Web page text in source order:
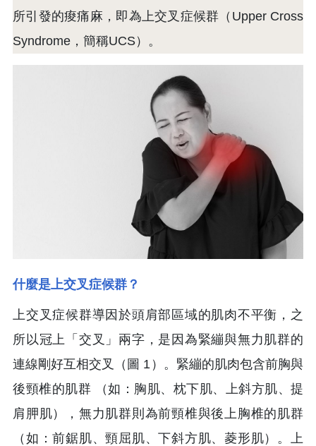
所引發的痠痛麻，即為上交叉症候群（Upper Cross
Syndrome，簡稱UCS）。
什麼是上交叉症候群？
上交叉症候群導因於頭肩部區域的肌肉不平衡，之
所以冠上「交叉」兩字，是因為緊繃與無力肌群的
連線剛好互相交叉（圖 1）。緊繃的肌肉包含前胸與
後頸椎的肌群 （如：胸肌、枕下肌、上斜方肌、提
肩胛肌），無力肌群則為前頸椎與後上胸椎的肌群
（如：前鋸肌、頸屈肌、下斜方肌、菱形肌）。上